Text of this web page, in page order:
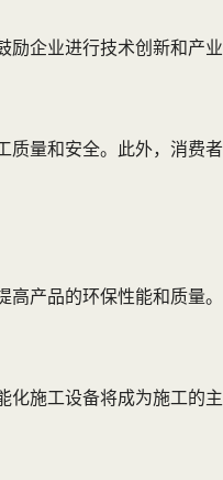
励企业进行技术创新和产业
质量和安全。此外，消费者
产品的环保性能和质量。
化施工设备将成为施工的主